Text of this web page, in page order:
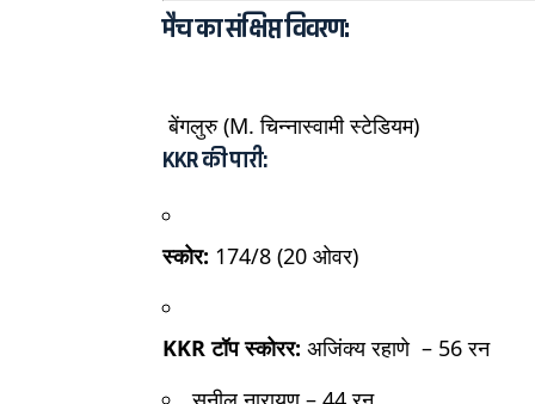
मैच का संक्षिप्त विवरण:
बेंगलुरु (M. चिन्नास्वामी स्टेडियम)
KKR की पारी:
स्कोर: 174/8 (20 ओवर)
KKR टॉप स्कोरर: अजिंक्य रहाणे – 56 रन